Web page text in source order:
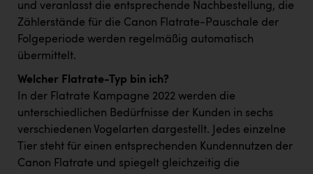
Smurfit Westrock Nettingsdorf
TCL
TGW Logistics
TRAILOMAT & Cycling Austria
VERITAS
Vorlagenportal
und veranlasst die entsprechende Nachbestellung, die
Zählerstände für die Canon Flatrate-Pauschale der
Folgeperiode werden regelmäßig automatisch
übermittelt.
Welcher Flatrate-Typ bin ich?
In der Flatrate Kampagne 2022 werden die
unterschiedlichen Bedürfnisse der Kunden in sechs
verschiedenen Vogelarten dargestellt. Jedes einzelne
Tier steht für einen entsprechenden Kundennutzen der
Canon Flatrate und spiegelt gleichzeitig die